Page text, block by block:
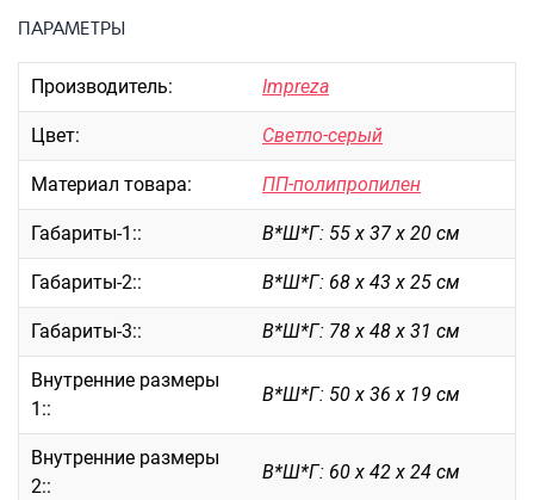
Аксессуары
ЧЕХЛЫ ДЛЯ ЧЕМОДАНОВ
Мешки для обуви
Пеналы для школы
Новинки
Багаж
Чемоданы оптом
Чемоданы на колесах
Чемоданы детские
Пилоты на колесах
Рюкзаки детские для детских
ПАРАМЕТРЫ
Производитель: Impreza
Цвет: Светло-серый
Материал товара: ПП-полипропилен
Габариты-1:: В*Ш*Г: 55 х 37 х 20 см
Габариты-2:: В*Ш*Г: 68 х 43 х 25 см
Габариты-3:: В*Ш*Г: 78 х 48 х 31 см
Внутренние размеры
1::
В*Ш*Г: 50 х 36 х 19 см
Внутренние размеры
2::
В*Ш*Г: 60 х 42 х 24 см